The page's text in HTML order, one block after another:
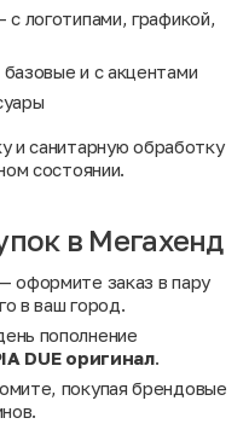
с логотипами, графикой,
и с акцентами
и санитарную обработку
состоянии.
в Мегахенд
— оформите заказ в пару
в ваш город.
пополнение
DUE оригинал.
покупая брендовые